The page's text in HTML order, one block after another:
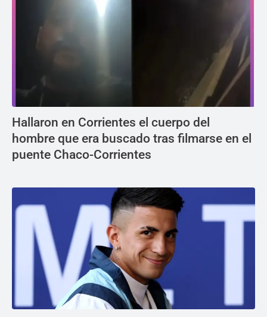
Hallaron en Corrientes el cuerpo del
hombre que era buscado tras filmarse en el
puente Chaco-Corrientes